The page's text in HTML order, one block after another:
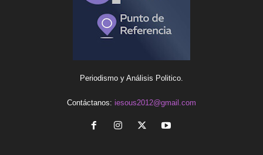
Periodismo y Análisis Politico.
Contáctanos: iesous2012@gmail.com